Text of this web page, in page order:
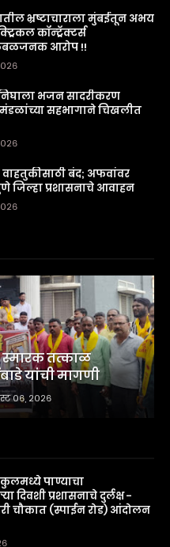
भ्रष्टाचाराला मुंबईतून अभय
कॉन्ट्रॅक्टर्स
आरोप !!
भजन सादरीकरण
सहभागाने चिखलीत
वाहतुकीसाठी बंद; अफवांवर
जिल्हा प्रशासनाचे आवाहन
तत्काळ
यांची मागणी
०६, २०२६
पाण्याचा
दिवशी प्रशासनाचे दुर्लक्ष -
चौकात (स्पाईन रोड) आंदोलन